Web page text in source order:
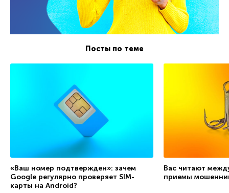
Посты по теме
«Ваш номер подтвержден»: зачем
Google регулярно проверяет SIM-
карты на Android?
Вас читают
приемы